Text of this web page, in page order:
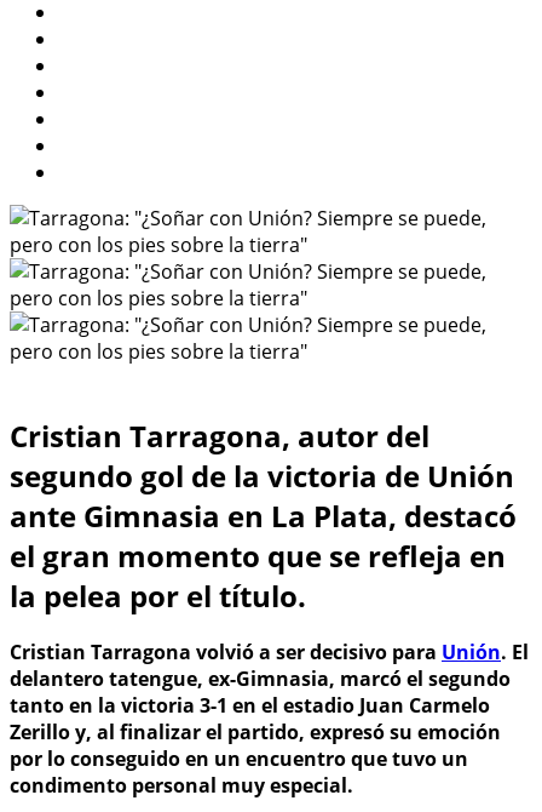
Cristian Tarragona, autor del
segundo gol de la victoria de Unión
ante Gimnasia en La Plata, destacó
el gran momento que se refleja en
la pelea por el título.
Cristian Tarragona volvió a ser decisivo para Unión. El
delantero tatengue, ex-Gimnasia, marcó el segundo
tanto en la victoria 3-1 en el estadio Juan Carmelo
Zerillo y, al finalizar el partido, expresó su emoción
por lo conseguido en un encuentro que tuvo un
condimento personal muy especial.